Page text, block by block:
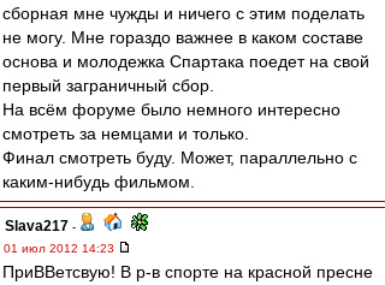
сборная мне чужды и ничего с этим поделать
не могу. Мне гораздо важнее в каком составе
основа и молодежка Спартака поедет на свой
первый заграничный сбор.
На всём форуме было немного интересно
смотреть за немцами и только.
Финал смотреть буду. Может, параллельно с
каким-нибудь фильмом.
Slava217 -
01 июл 2012 14:23
ПриВВетсвую! В р-в спорте на красной пресне